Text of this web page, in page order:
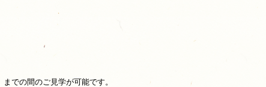
での間のご見学が可能です。